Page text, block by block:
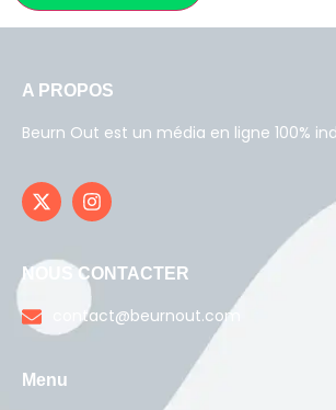
A PROPOS
Beurn Out est un média en ligne 100%
NOUS CONTACTER
contact@beurnout.com
Menu